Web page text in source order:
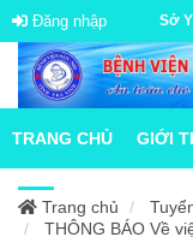
Đăng nhập Sở
TRANG CHỦ GIỚI
Trang chủ
THÔNG BÁO Về